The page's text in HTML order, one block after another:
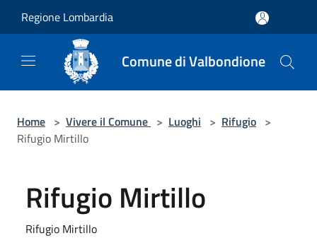
Regione Lombardia
Comune di Valbondione
Home > Vivere il Comune > Luoghi > Rifugio >
Rifugio Mirtillo
Rifugio Mirtillo
Rifugio Mirtillo